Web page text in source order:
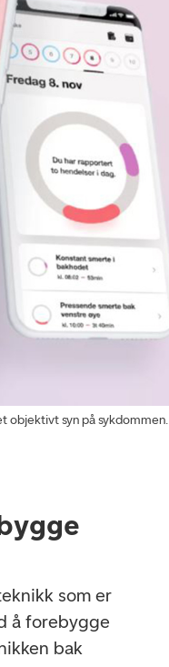
objektivt syn på sykdommen.
som er
å forebygge
bak